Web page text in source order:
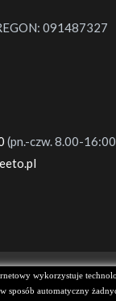
091487327
(pn.-czw. 8.00-
wykorzystuje
sposób automatyczny
Created by